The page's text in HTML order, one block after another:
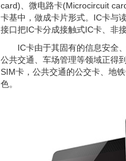
card)、微电路卡(Microcircuit
卡基中，做成卡片形式。IC卡与
接口把IC卡分成接触式IC卡、非
IC卡由于其固有的信息安全
公共交通、车场管理等领域正得
SIM卡，公共交通的公交卡、地
色。